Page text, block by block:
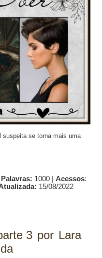
suspeita se torna mais uma
Palavras: 1000 | Acessos:
15/08/2022
3 por Lara